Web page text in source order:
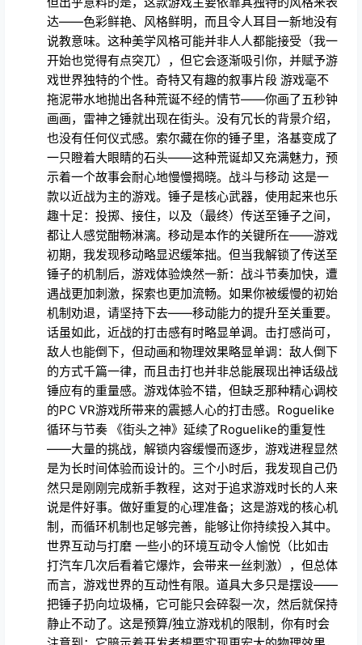
说教意味。这种美学风格可能并非人人都能接受（我一
开始也觉得有点突兀），但它会逐渐吸引你，并赋予游
戏世界独特的个性。奇特又有趣的叙事片段 游戏毫不
拖泥带水地抛出各种荒诞不经的情节——你画了五秒钟
画画，雷神之锤就出现在街头。没有冗长的背景介绍，
也没有任何仪式感。索尔藏在你的锤子里，洛基变成了
一只瞪着大眼睛的石头——这种荒诞却又充满魅力，预
示着一个故事会耐心地慢慢揭晓。战斗与移动 这是一
款以近战为主的游戏。锤子是核心武器，使用起来也乐
趣十足：投掷、接住，以及（最终）传送至锤子之间，
都让人感觉酣畅淋漓。移动是本作的关键所在——游戏
初期，我发现移动略显迟缓笨拙。但当我解锁了传送至
锤子的机制后，游戏体验焕然一新：战斗节奏加快，遭
遇战更加刺激，探索也更加流畅。如果你被缓慢的初始
机制劝退，请坚持下去——移动能力的提升至关重要。
话虽如此，近战的打击感有时略显单调。击打感尚可，
敌人也能倒下，但动画和物理效果略显单调：敌人倒下
的方式千篇一律，而且击打也并非总能展现出神话级战
锤应有的重量感。游戏体验不错，但缺乏那种精心调校
的PC VR游戏所带来的震撼人心的打击感。Roguelike
循环与节奏 《街头之神》延续了Roguelike的重复性
——大量的挑战，解锁内容缓慢而逐步，游戏进程显然
是为长时间体验而设计的。三个小时后，我发现自己仍
然只是刚刚完成新手教程，这对于追求游戏时长的人来
说是件好事。做好重复的心理准备；这是游戏的核心机
制，而循环机制也足够完善，能够让你持续投入其中。
世界互动与打磨 一些小的环境互动令人愉悦（比如击
打汽车几次后看着它爆炸，会带来一丝刺激），但总体
而言，游戏世界的互动性有限。道具大多只是摆设——
把锤子扔向垃圾桶，它可能只会碎裂一次，然后就保持
静止不动了。这是预算/独立游戏机的限制，你有时会
注意到：它暗示着开发者想要实现更宏大的物理效果，